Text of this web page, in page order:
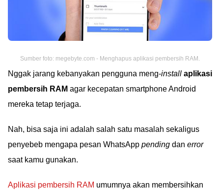
Sumber foto: megebyte.com - Menghapus aplikasi pembersih RAM.
Nggak jarang kebanyakan pengguna meng-install aplikasi
pembersih RAM agar kecepatan smartphone Android
mereka tetap terjaga.
Nah, bisa saja ini adalah salah satu masalah sekaligus
penyebeb mengapa pesan WhatsApp pending dan error
saat kamu gunakan.
Aplikasi pembersih RAM umumnya akan membersihkan